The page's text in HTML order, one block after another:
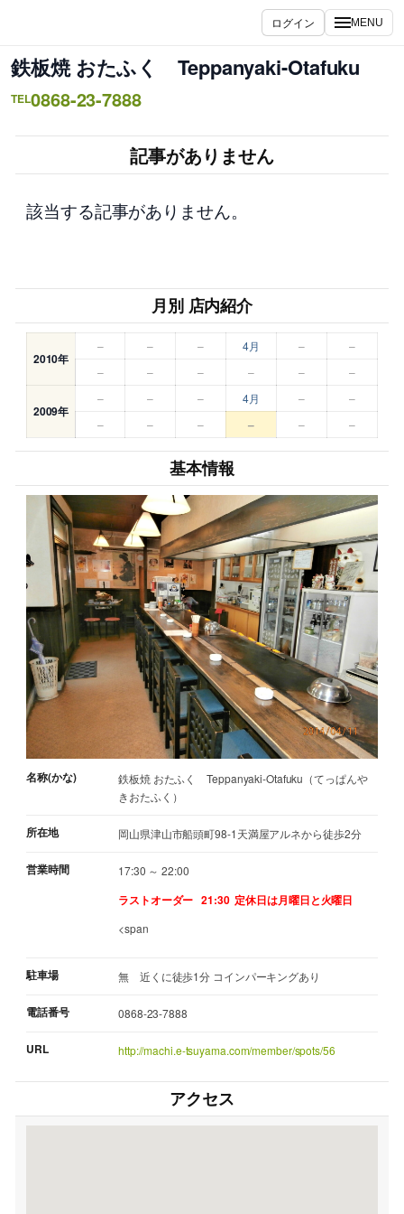
を
ス
キ
ログイン MENU
鉄板焼 おたふく Teppanyaki-Otafuku
TEL0868-23-7888
記事がありません
該当する記事がありません。
月別 店内紹介
2010年
– – – 4月 –
–
–
– – – – –
2009年
– – – 4月 –
–
–
– – – – –
基本情報
名称(かな)
鉄板焼 おたふく Teppanyaki-Otafuku（てっぱんや
きおたふく）
所在地 岡山県津山市船頭町98-1天満屋アルネから徒歩2分
営業時間 17:30 ～ 22:00
ラストオーダー 21:30 定休日は月曜日と火曜日
<span
駐車場 無 近くに徒歩1分 コインパーキングあり
電話番号 0868-23-7888
URL http://machi.e-tsuyama.com/member/spots/56
アクセス